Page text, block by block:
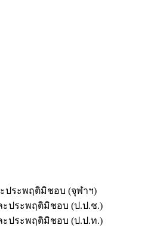
ประพฤติมิชอบ (จุฬาฯ)
ะประพฤติมิชอบ (ป.ป.ช.)
ะประพฤติมิชอบ (ป.ป.ท.)